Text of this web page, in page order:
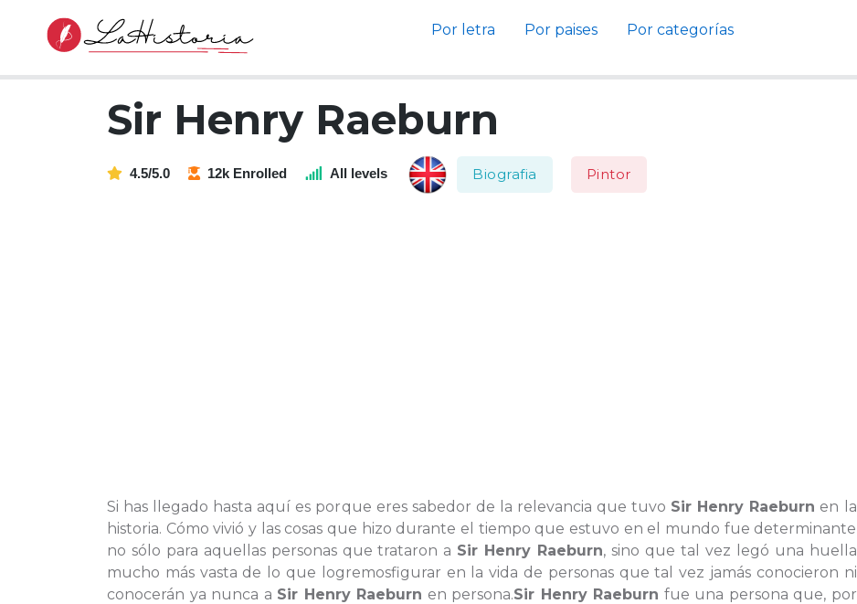
Por letra Por paises Por categorías
Sir Henry Raeburn
4.5/5.0 12k Enrolled All levels Biografia Pintor
Si has llegado hasta aquí es porque eres sabedor de la relevancia que tuvo Sir Henry Raeburn en la
historia. Cómo vivió y las cosas que hizo durante el tiempo que estuvo en el mundo fue determinante
no sólo para aquellas personas que trataron a Sir Henry Raeburn, sino que tal vez legó una huella
mucho más vasta de lo que logremosfigurar en la vida de personas que tal vez jamás conocieron ni
conocerán ya nunca a Sir Henry Raeburn en persona.Sir Henry Raeburn fue una persona que, por